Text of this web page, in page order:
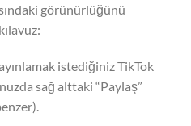
görünürlüğünü
istediğiniz TikTok
sağ alttaki “Paylaş”